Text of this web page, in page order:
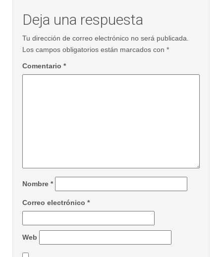
Deja una respuesta
Tu dirección de correo electrónico no será publicada.
Los campos obligatorios están marcados con *
Comentario *
Nombre *
Correo electrónico *
Web